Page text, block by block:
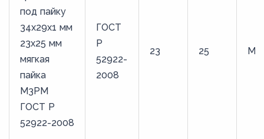
под пайку
34х29х1 мм
23х25 мм
мягкая
пайка
М3РМ
ГОСТ Р
52922-2008
ГОСТ
Р
52922-
2008
23 25